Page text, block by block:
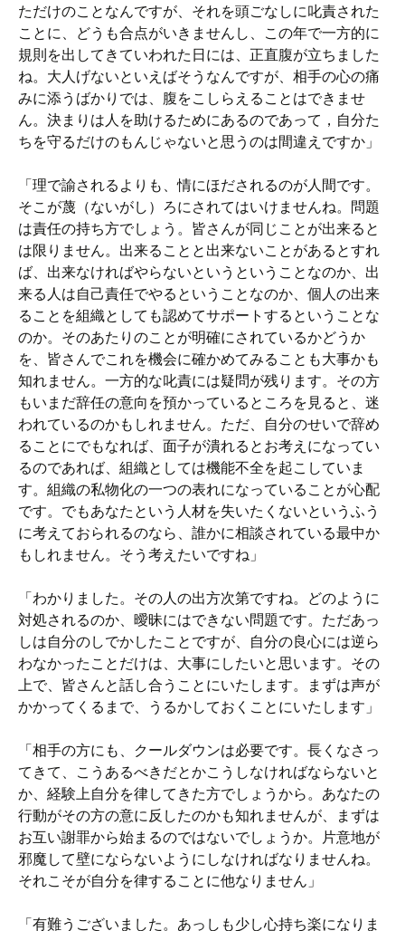
ただけのことなんですが、それを頭ごなしに叱責された
ことに、どうも合点がいきませんし、この年で一方的に
規則を出してきていわれた日には、正直腹が立ちました
ね。大人げないといえばそうなんですが、相手の心の痛
みに添うばかりでは、腹をこしらえることはできませ
ん。決まりは人を助けるためにあるのであって，自分た
ちを守るだけのもんじゃないと思うのは間違えですか」
「理で諭されるよりも、情にほだされるのが人間です。
そこが蔑（ないがし）ろにされてはいけませんね。問題
は責任の持ち方でしょう。皆さんが同じことが出来ると
は限りません。出来ることと出来ないことがあるとすれ
ば、出来なければやらないというということなのか、出
来る人は自己責任でやるということなのか、個人の出来
ることを組織としても認めてサポートするということな
のか。そのあたりのことが明確にされているかどうか
を、皆さんでこれを機会に確かめてみることも大事かも
知れません。一方的な叱責には疑問が残ります。その方
もいまだ辞任の意向を預かっているところを見ると、迷
われているのかもしれません。ただ、自分のせいで辞め
ることにでもなれば、面子が潰れるとお考えになってい
るのであれば、組織としては機能不全を起こしていま
す。組織の私物化の一つの表れになっていることが心配
です。でもあなたという人材を失いたくないというふう
に考えておられるのなら、誰かに相談されている最中か
もしれません。そう考えたいですね」
「わかりました。その人の出方次第ですね。どのように
対処されるのか、曖昧にはできない問題です。ただあっ
しは自分のしでかしたことですが、自分の良心には逆ら
わなかったことだけは、大事にしたいと思います。その
上で、皆さんと話し合うことにいたします。まずは声が
かかってくるまで、うるかしておくことにいたします」
「相手の方にも、クールダウンは必要です。長くなさっ
てきて、こうあるべきだとかこうしなければならないと
か、経験上自分を律してきた方でしょうから。あなたの
行動がその方の意に反したのかも知れませんが、まずは
お互い謝罪から始まるのではないでしょうか。片意地が
邪魔して壁にならないようにしなければなりませんね。
それこそが自分を律することに他なりません」
「有難うございました。あっしも少し心持ち楽になりま